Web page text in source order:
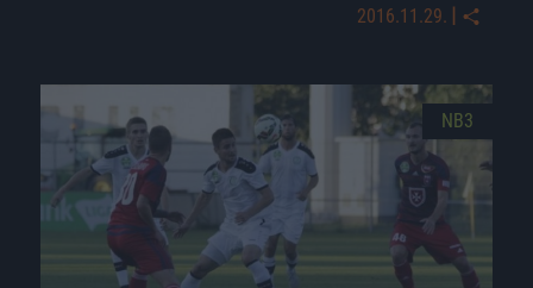
2016.11.29. |
NB3